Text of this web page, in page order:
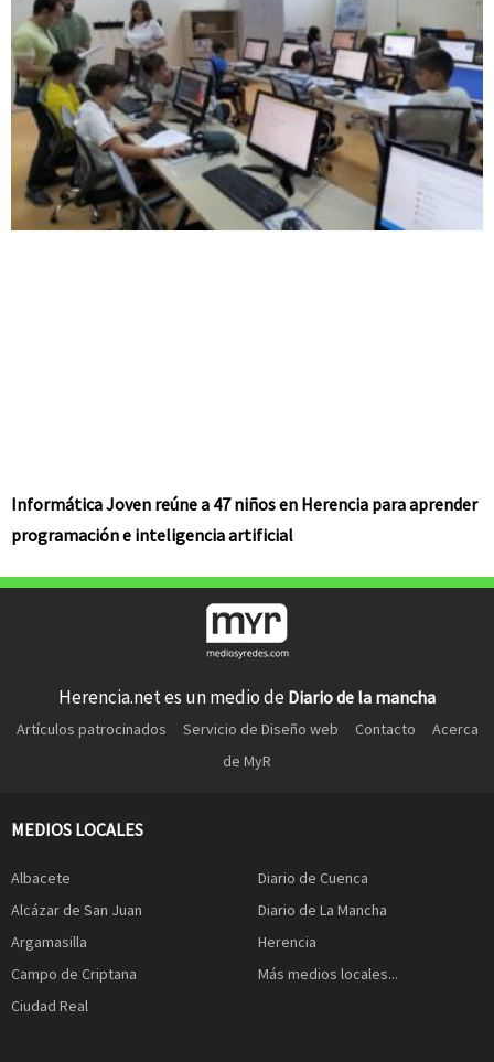
Informática Joven reúne a 47 niños en Herencia para aprender
programación e inteligencia artificial
Herencia.net es un medio de Diario de la mancha
Artículos patrocinados Servicio de Diseño web Contacto
Acerca
de MyR
MEDIOS LOCALES
Albacete
Alcázar de San Juan
Argamasilla
Campo de Criptana
Ciudad Real
Diario de Cuenca
Diario de La Mancha
Herencia
Más medios locales...